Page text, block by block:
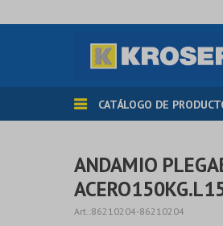
CATÁLOGO DE
ANDAMIO
86210204-86210204